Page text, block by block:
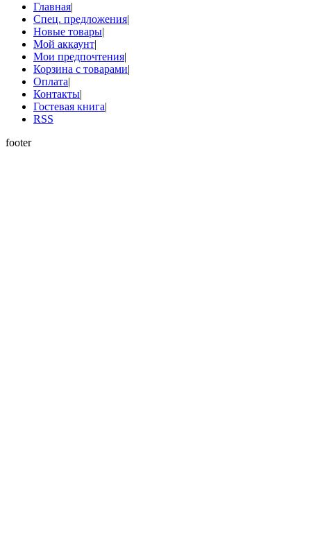
Главная|
Спец. предложения|
Новые товары|
Мой аккаунт|
Мои предпочтения|
Корзина с товарами|
Оплата|
Контакты|
Гостевая книга|
RSS
footer